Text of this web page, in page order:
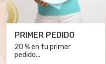
PRIMER PEDIDO
20 % en tu primer
pedido...